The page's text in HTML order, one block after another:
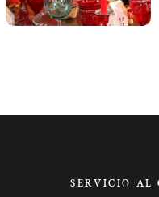
SERVICIO AL